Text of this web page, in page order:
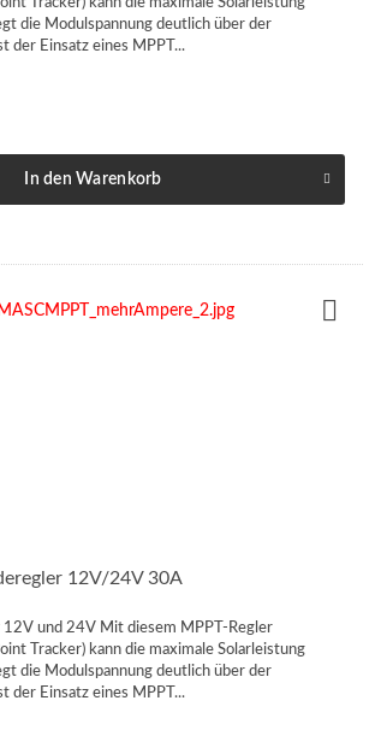
die Modulspannung deutlich über der
der Einsatz eines MPPT...
In den Warenkorb
12V/24V 30A
und 24V Mit diesem MPPT-Regler
Tracker) kann die maximale Solarleistung
die Modulspannung deutlich über der
der Einsatz eines MPPT...